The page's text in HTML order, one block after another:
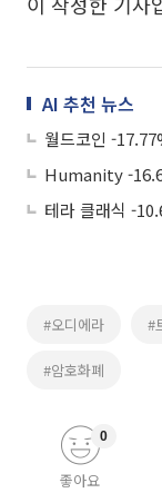
AI 추천 뉴스
월드코인 -
Humanity -
테라 클래식 -
#오디에라 #
#암호화폐
좋아요
0